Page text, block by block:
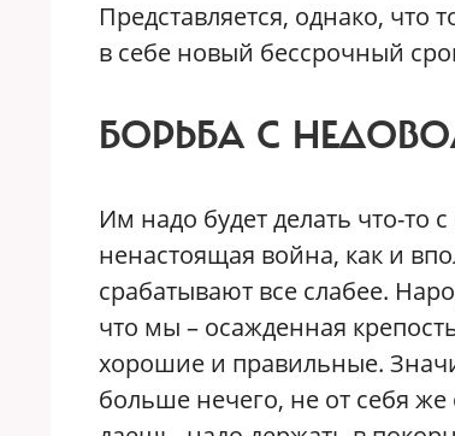
Представляется, однако, что
в себе новый бессрочный
БОРЬБА С
Им надо будет делать что-то
ненастоящая война, как и
срабатывают все слабее.
что мы – осажденная
хорошие и правильные.
больше нечего, не от себя же